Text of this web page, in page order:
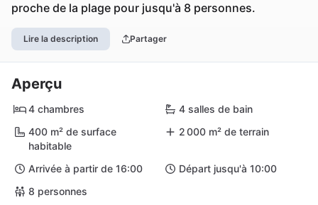
proche de la plage pour jusqu'à 8 personnes.
Lire la description Partager
Aperçu
4 chambres
4 salles de bain
400 m² de surface
habitable
2 000 m² de terrain
Arrivée à partir de 16:00
Départ jusqu'à 10:00
8 personnes